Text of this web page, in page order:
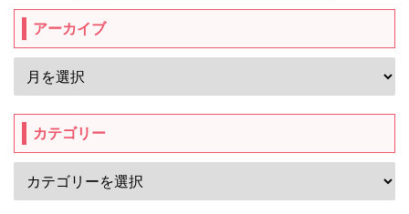
アーカイブ
カテゴリー